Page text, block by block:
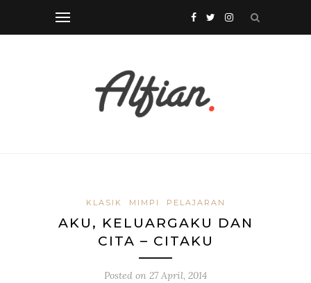
KLASIK MIMPI PELAJARAN
AKU, KELUARGAKU DAN
CITA – CITAKU
Posted on 27 April, 2014